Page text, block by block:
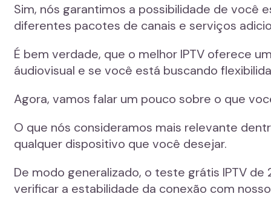
Sim, nós garantimos a possibilidade de você
diferentes pacotes de canais e serviços
É bem verdade, que o melhor IPTV oferece
áudiovisual e se você está buscando
Agora, vamos falar um pouco sobre o que
O que nós consideramos mais relevante
qualquer dispositivo que você desejar.
De modo generalizado, o teste grátis IPTV
verificar a estabilidade da conexão com